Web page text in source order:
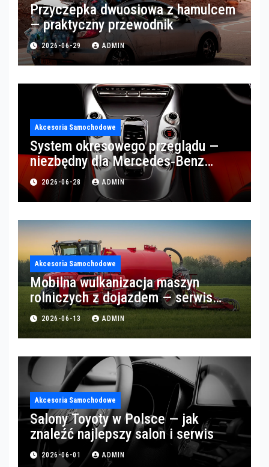
Przyczepka dwuosiowa z hamulcem
— praktyczny przewodnik
2026-06-29 ADMIN
Akcesoria Samochodowe
System okresowego przeglądu —
niezbędny dla Mercedes‑Benz
Trucks w Poznaniu
2026-06-28 ADMIN
Akcesoria Samochodowe
Mobilna wulkanizacja maszyn
rolniczych z dojazdem — serwis
opon w okolicach Gorzowa
2026-06-13 ADMIN
Akcesoria Samochodowe
Salony Toyoty w Polsce — jak
znaleźć najlepszy salon i serwis
2026-06-01 ADMIN